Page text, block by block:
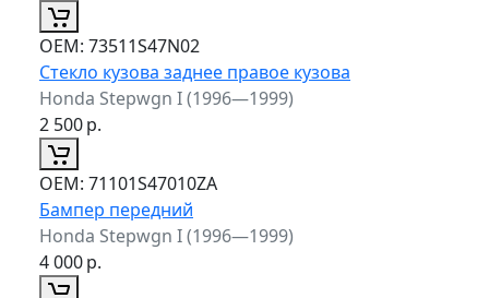
ОЕМ: 73511S47N02
Стекло кузова заднее правое кузова
Honda Stepwgn I (1996—1999)
2 500р.
ОЕМ: 71101S47010ZA
Бампер передний
Honda Stepwgn I (1996—1999)
4 000р.